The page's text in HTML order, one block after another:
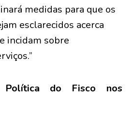
medidas para que os
esclarecidos acerca
incidam sobre
Política do Fisco nos